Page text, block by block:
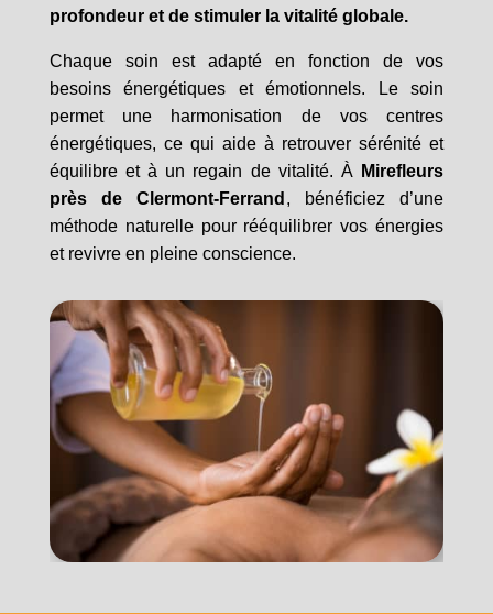
profondeur et de stimuler la vitalité globale.
Chaque soin est adapté en fonction de vos
besoins énergétiques et émotionnels. Le soin
permet une harmonisation de vos centres
énergétiques, ce qui aide à retrouver sérénité et
équilibre et à un regain de vitalité. À
Mirefleurs
près de Clermont-Ferrand , bénéficiez d’une
méthode naturelle pour rééquilibrer vos énergies
et revivre en pleine conscience.